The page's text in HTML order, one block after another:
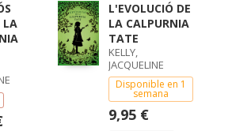
LA
L'EVOLUCIÓ DE
LA CALPURNIA
TATE
KELLY,
JACQUELINE
Disponible en 1
semana
9,95 €